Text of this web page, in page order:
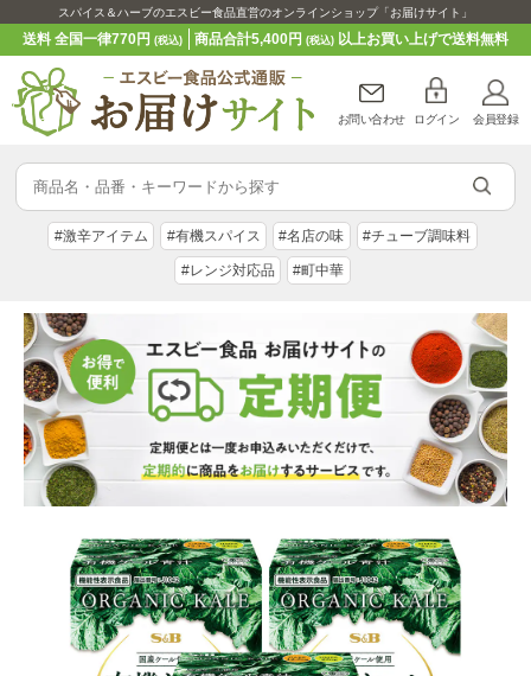
スパイス＆ハーブのエスビー食品直営のオンラインショップ「お届けサイト」
送料 全国一律770円(税込) 商品合計5,400円 (税込)以上お買い上げで送料無料
お問い合わせ ログイン 会員登録
#激辛アイテム #有機スパイス #名店の味 #チューブ調味料
#レンジ対応品 #町中華